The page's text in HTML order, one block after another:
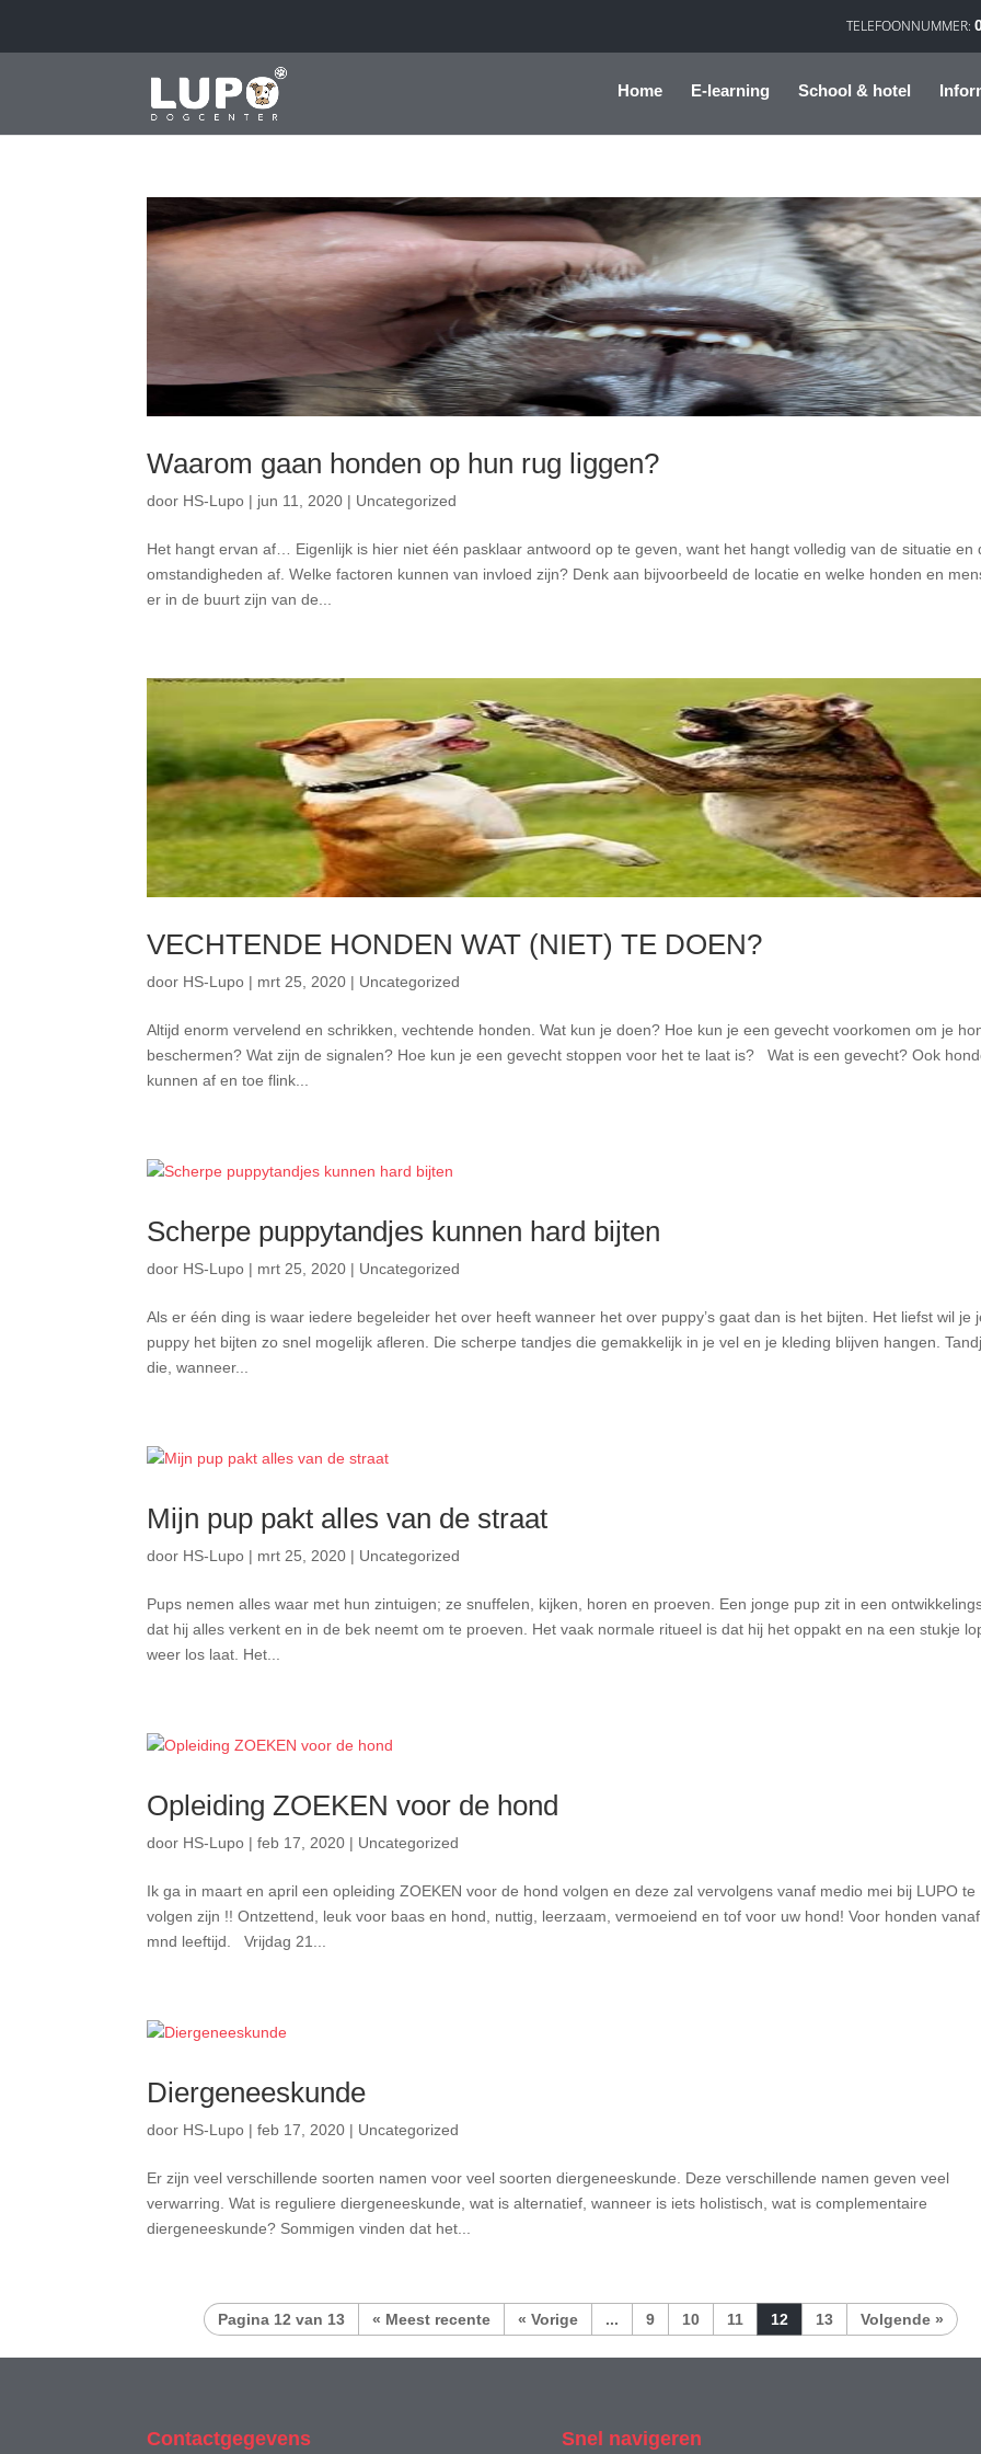
Home E-learning School & hotel
Waarom gaan honden op hun rug liggen?
door HS-Lupo | jun 11, 2020 | Uncategorized
Het hangt ervan af… Eigenlijk is hier niet één pasklaar antwoord op te geven, want het hangt volledig van de situatie en
omstandigheden af. Welke factoren kunnen van invloed zijn? Denk aan bijvoorbeeld de locatie en welke honden en
er in de buurt zijn van de...
VECHTENDE HONDEN WAT (NIET) TE DOEN?
door HS-Lupo | mrt 25, 2020 | Uncategorized
Altijd enorm vervelend en schrikken, vechtende honden. Wat kun je doen? Hoe kun je een gevecht voorkomen om je
beschermen? Wat zijn de signalen? Hoe kun je een gevecht stoppen voor het te laat is? Wat is een gevecht? Ook
kunnen af en toe flink...
Scherpe puppytandjes kunnen hard bijten
door HS-Lupo | mrt 25, 2020 | Uncategorized
Als er één ding is waar iedere begeleider het over heeft wanneer het over puppy’s gaat dan is het bijten. Het liefst wil je
puppy het bijten zo snel mogelijk afleren. Die scherpe tandjes die gemakkelijk in je vel en je kleding blijven hangen.
die, wanneer...
Mijn pup pakt alles van de straat
door HS-Lupo | mrt 25, 2020 | Uncategorized
Pups nemen alles waar met hun zintuigen; ze snuffelen, kijken, horen en proeven. Een jonge pup zit in een
dat hij alles verkent en in de bek neemt om te proeven. Het vaak normale ritueel is dat hij het oppakt en na een stukje
weer los laat. Het...
Opleiding ZOEKEN voor de hond
door HS-Lupo |feb 17, 2020 | Uncategorized
Ik ga in maart en april een opleiding ZOEKEN voor de hond volgen en deze zal vervolgens vanaf medio mei bij LUPO te
volgen zijn !! Ontzettend, leuk voor baas en hond, nuttig, leerzaam, vermoeiend en tof voor uw hond! Voor honden
mnd leeftijd. Vrijdag 21...
Diergeneeskunde
door HS-Lupo |feb 17, 2020 | Uncategorized
Er zijn veel verschillende soorten namen voor veel soorten diergeneeskunde. Deze verschillende namen geven veel
verwarring. Wat is reguliere diergeneeskunde, wat is alternatief, wanneer is iets holistisch, wat is complementaire
diergeneeskunde? Sommigen vinden dat het...
Pagina 12 van 13 « Meest recente « ... 9 10 11 12 13 »
Contactgegevens Snel navigeren